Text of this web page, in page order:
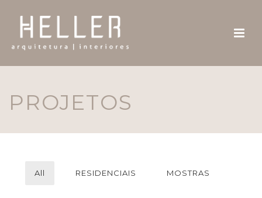
PROJETOS
All RESIDENCIAIS MOSTRAS